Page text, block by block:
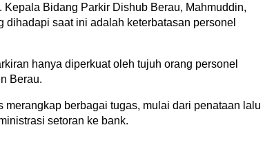
Bidang Parkir Dishub Berau, Mahmuddin,
saat ini adalah keterbatasan personel
hanya diperkuat oleh tujuh orang personel
Berau.
merangkap berbagai tugas, mulai dari penataan lalu
setoran ke bank.